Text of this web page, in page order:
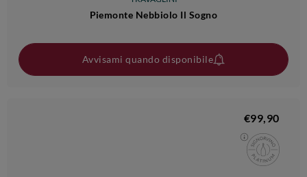
Piemonte Nebbiolo Il Sogno
Avvisami quando disponibile
€99,90